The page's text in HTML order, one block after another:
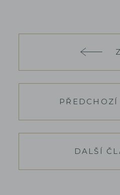
DALŠÍ